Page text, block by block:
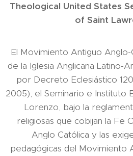
Theological United States
of Saint
El Movimiento Antiguo Anglo-
de la Iglesia Anglicana Latino-
por Decreto Eclesiástico
2005), el Seminario e Instituto
Lorenzo, bajo la
religiosas que cobijan la Fe
Anglo Católica y las
pedagógicas del Movimiento